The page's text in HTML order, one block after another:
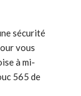
sécurité
vous
à mi-
565 de